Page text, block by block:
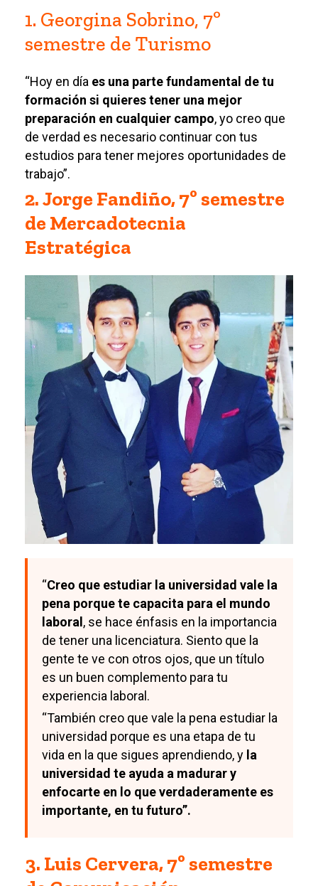
1. Georgina Sobrino, 7º
semestre de Turismo
“Hoy en día es una parte fundamental de tu
formación si quieres tener una mejor
preparación en cualquier campo, yo creo que
de verdad es necesario continuar con tus
estudios para tener mejores oportunidades de
trabajo”.
2. Jorge Fandiño, 7º semestre
de Mercadotecnia
Estratégica
“Creo que estudiar la universidad vale la
pena porque te capacita para el mundo
laboral , se hace énfasis en la importancia
de tener una licenciatura. Siento que la
gente te ve con otros ojos, que un título
es un buen complemento para tu
experiencia laboral.
“También creo que vale la pena estudiar la
universidad porque es una etapa de tu
vida en la que sigues aprendiendo, y la
universidad te ayuda a madurar y
enfocarte en lo que verdaderamente es
importante, en tu futuro”.
3. Luis Cervera, 7º semestre